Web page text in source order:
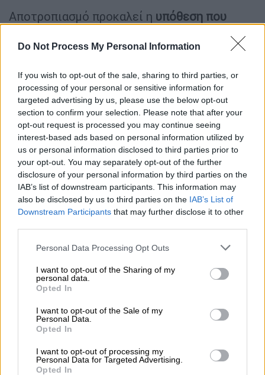
Do Not Process My Personal Information
If you wish to opt-out of the sale, sharing to third parties, or
processing of your personal or sensitive information for
targeted advertising by us, please use the below opt-out
section to confirm your selection. Please note that after your
opt-out request is processed you may continue seeing
interest-based ads based on personal information utilized by
us or personal information disclosed to third parties prior to
your opt-out. You may separately opt-out of the further
disclosure of your personal information by third parties on the
IAB’s list of downstream participants. This information may
also be disclosed by us to third parties on the IAB’s List of
Downstream Participants that may further disclose it to other
Please note that this website/app uses one or more Google
not limited to your visit or usage behaviour. You may click to
grant or deny consent to Google and its third-party tags to
use your data for below specified purposes in below Google
consent section.
Personal Data Processing Opt Outs
I want to opt-out of the Sharing of my
personal data.
Opted In
I want to opt-out of the Sale of my
Personal Data.
Opted In
I want to opt-out of processing my
Personal Data for Targeted Advertising.
Opted In
Αποτροπιασμό προκαλεί η υπόθεση που
Περιστέρι, όπουέξι ανήλικα παιδιά,
ηλικίας
ιδιαίτερα επικίνδυνο για την υγεία
περιβάλλον.
Οι Αρχές προχώρησαν στησύλληψη των
γονέωνμε την κατηγορία της έκθεσης
ανηλίκων σε κίνδυνο.
ΔΙΑΒΑΣΤΕ ΕΠΙΣΗΣ
Τηλεόραση|13.05.2026 11:37
Survivor: «Μαμά, ζω… τα άλλα θα τα
αντιμετωπίσουμε», συγκλονίζει ο
Σταύρος Φλώρος
Ελλάδα|13.05.2026 12:20
Στο μικροσκόπιο το «αμαρτωλό»
ΚΔΑΠ στην Κομοτηνή - Πιθανή
εμπλοκή της Ευρωπαϊκής
Εισαγγελίας